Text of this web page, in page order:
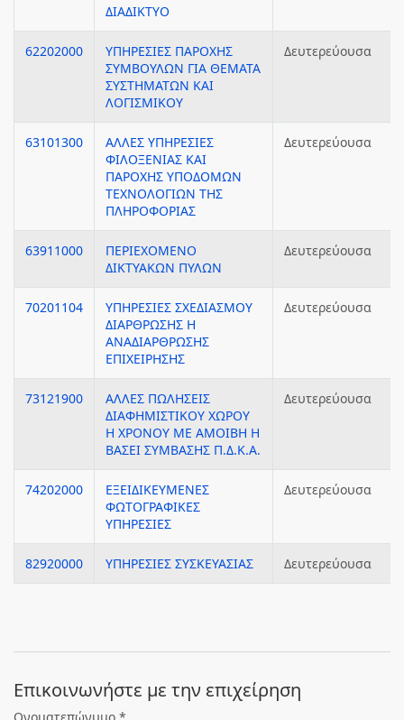
ΔΙΑΔΙΚΤΥΟ
62202000
ΥΠΗΡΕΣΙΕΣ ΠΑΡΟΧΗΣ
ΣΥΜΒΟΥΛΩΝ ΓΙΑ ΘΕΜΑΤΑ
ΣΥΣΤΗΜΑΤΩΝ ΚΑΙ
ΛΟΓΙΣΜΙΚΟΥ
Δευτερεύουσα
63101300
ΑΛΛΕΣ ΥΠΗΡΕΣΙΕΣ
ΦΙΛΟΞΕΝΙΑΣ ΚΑΙ
ΠΑΡΟΧΗΣ ΥΠΟΔΟΜΩΝ
ΤΕΧΝΟΛΟΓΙΩΝ ΤΗΣ
ΠΛΗΡΟΦΟΡΙΑΣ
Δευτερεύουσα
63911000
ΠΕΡΙΕΧΟΜΕΝΟ
ΔΙΚΤΥΑΚΩΝ ΠΥΛΩΝ
Δευτερεύουσα
70201104
ΥΠΗΡΕΣΙΕΣ ΣΧΕΔΙΑΣΜΟΥ
ΔΙΑΡΘΡΩΣΗΣ Η
ΑΝΑΔΙΑΡΘΡΩΣΗΣ
ΕΠΙΧΕΙΡΗΣΗΣ
Δευτερεύουσα
73121900
ΑΛΛΕΣ ΠΩΛΗΣΕΙΣ
ΔΙΑΦΗΜΙΣΤΙΚΟΥ ΧΩΡΟΥ
Η ΧΡΟΝΟΥ ΜΕ ΑΜΟΙΒΗ Η
ΒΑΣΕΙ ΣΥΜΒΑΣΗΣ Π.Δ.Κ.Α.
Δευτερεύουσα
74202000
ΕΞΕΙΔΙΚΕΥΜΕΝΕΣ
ΦΩΤΟΓΡΑΦΙΚΕΣ
ΥΠΗΡΕΣΙΕΣ
Δευτερεύουσα
82920000 ΥΠΗΡΕΣΙΕΣ ΣΥΣΚΕΥΑΣΙΑΣ Δευτερεύουσα
Eπικοινωνήστε με την επιχείρηση